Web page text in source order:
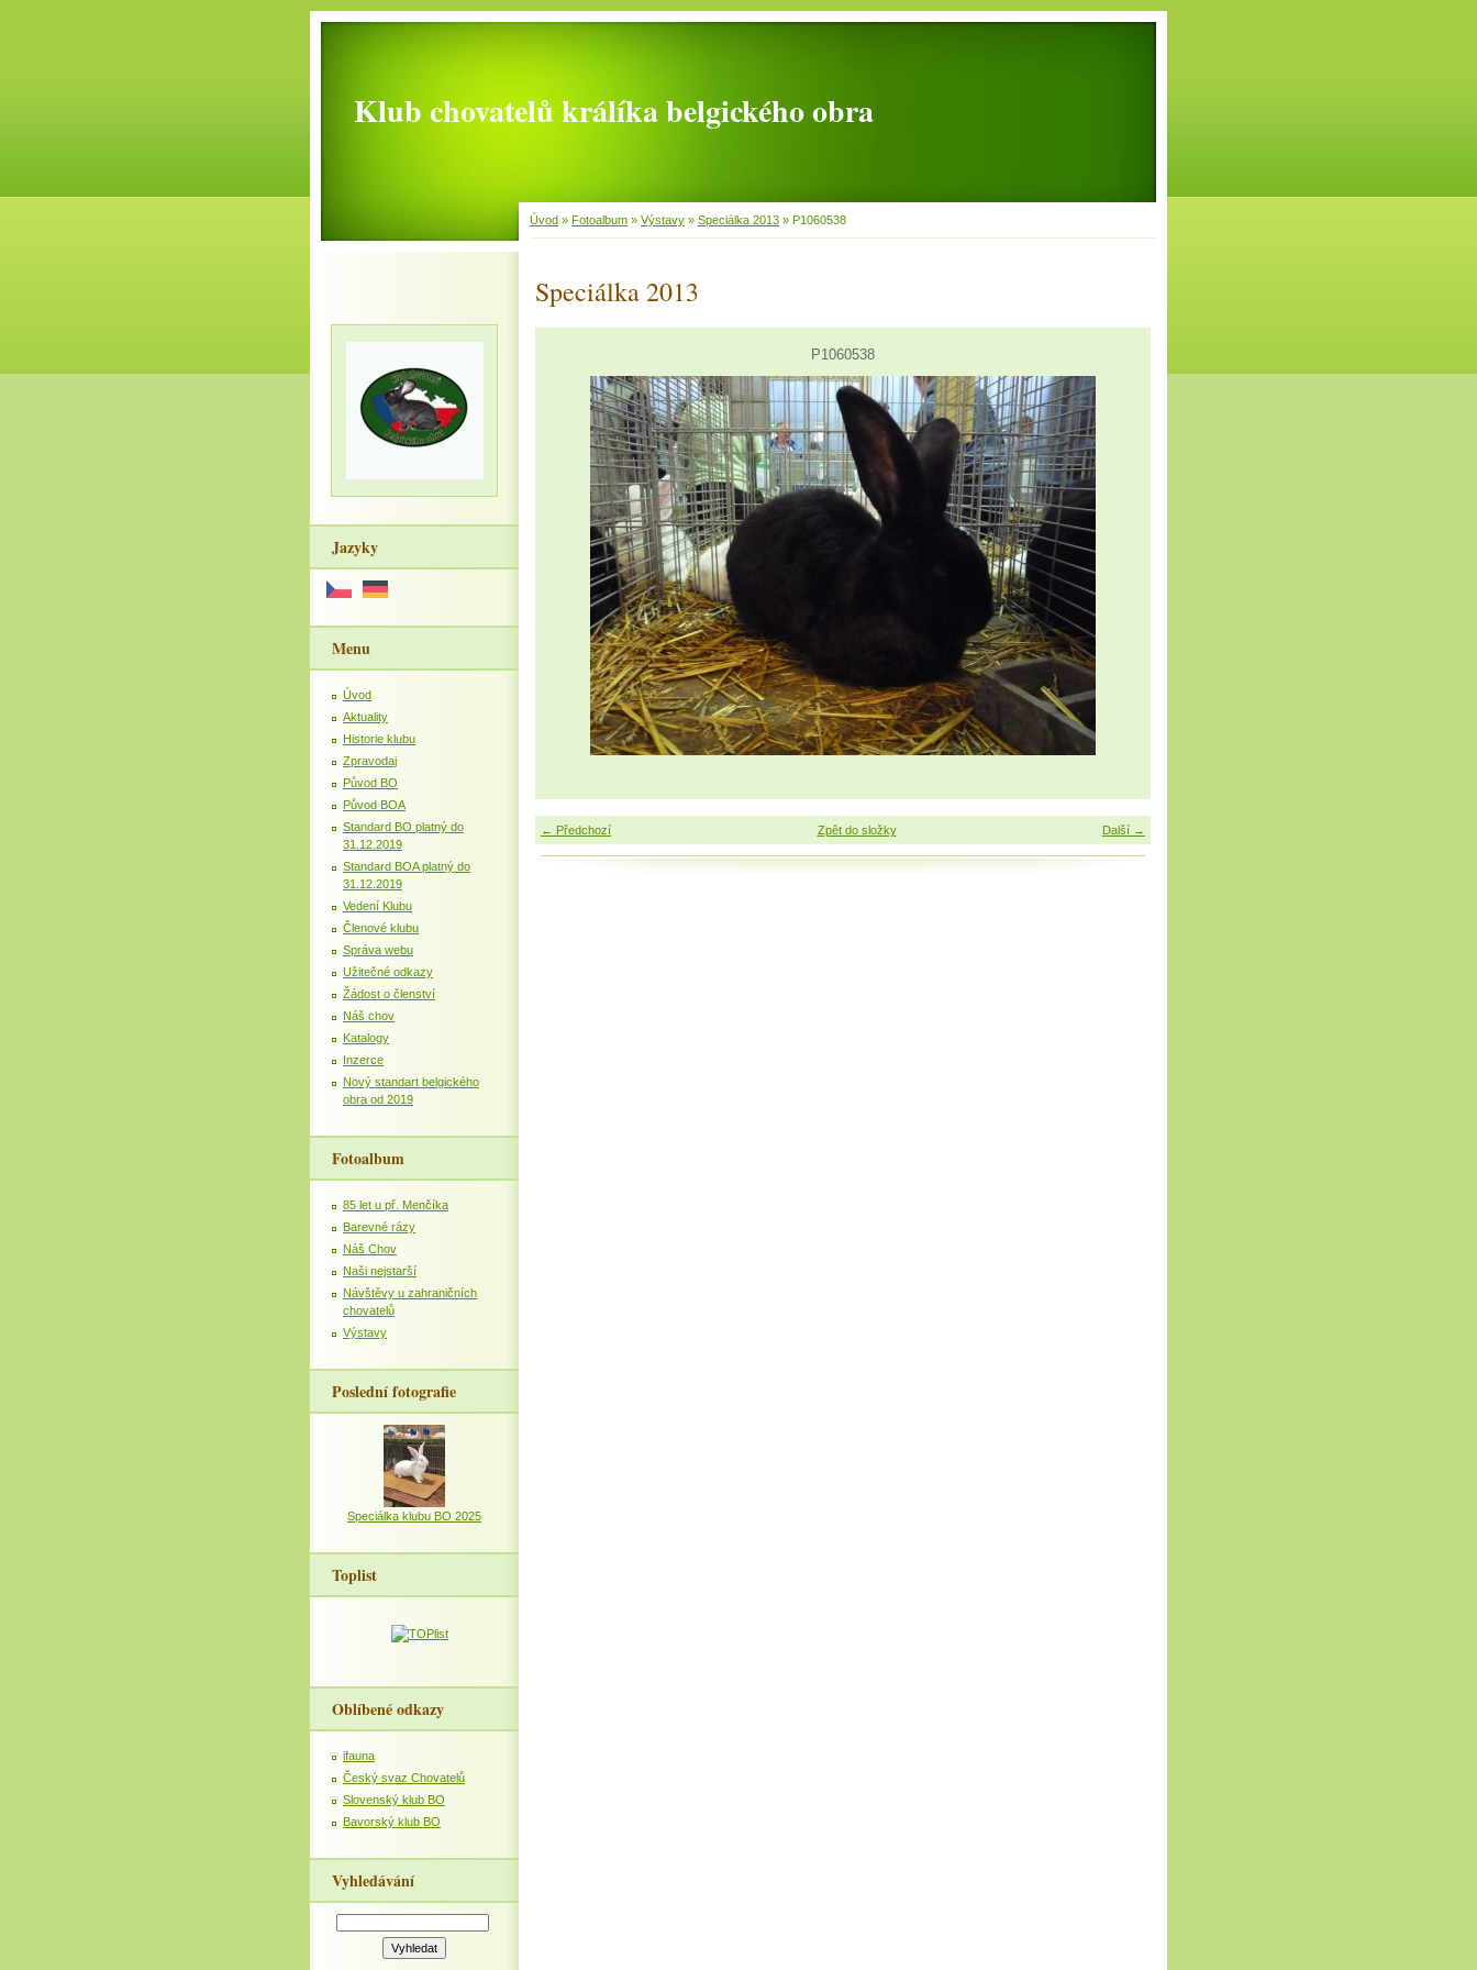
Klub chovatelů králíka belgického obra
Úvod » Fotoalbum » Výstavy » Speciálka 2013 » P1060538
Speciálka 2013
P1060538
← Předchozí Další →
Zpět do složky
Jazyky
Menu
Úvod
Aktuality
Historie klubu
Zpravodaj
Původ BO
Původ BOA
Standard BO platný do
31.12.2019
Standard BOA platný do
31.12.2019
Vedení Klubu
Členové klubu
Správa webu
Užitečné odkazy
Žádost o členství
Náš chov
Katalogy
Inzerce
Nový standart belgického
obra od 2019
Fotoalbum
85 let u př. Menčíka
Barevné rázy
Náš Chov
Naši nejstarší
Návštěvy u zahraničních
chovatelů
Výstavy
Poslední fotografie
Speciálka klubu BO 2025
Toplist
Oblíbené odkazy
ifauna
Český svaz Chovatelů
Slovenský klub BO
Bavorský klub BO
Vyhledávání